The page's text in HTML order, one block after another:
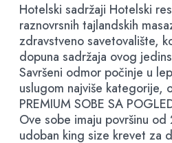
Hotelski sadržaji Hotelski
raznovrsnih tajlandskih
zdravstveno savetovalište,
dopuna sadržaja ovog
Savršeni odmor počinje u
uslugom najviše kategorije,
PREMIUM SOBE SA
Ove sobe imaju površinu
udoban king size krevet za